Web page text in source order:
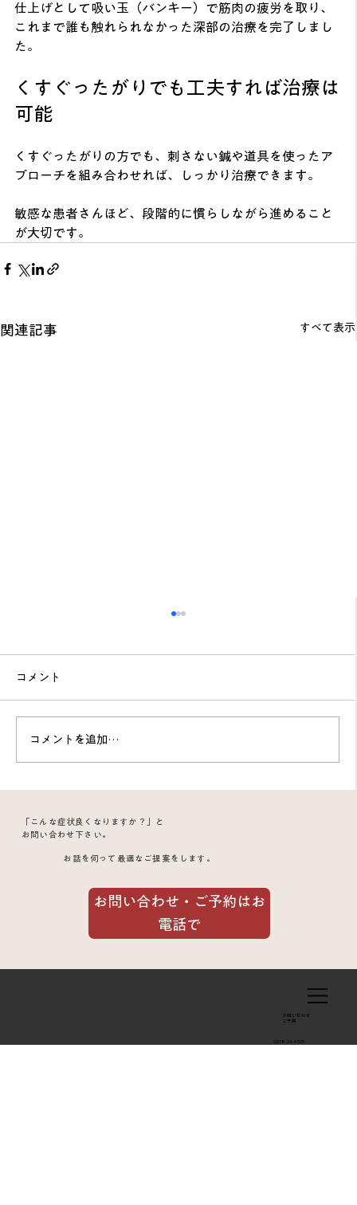
お問い合わせ・ご予約はお
電話で
「こんな症状良くなりますか？」と
お問い合わせ下さい。
お話を伺って最適なご提案をします。
仕上げとして吸い玉（バンキー）で筋肉の疲労を取り、
これまで誰も触れられなかった深部の治療を完了しまし
た。
くすぐったがりでも工夫すれば治療は
可能
くすぐったがりの方でも、刺さない鍼や道具を使ったア
プローチを組み合わせれば、しっかり治療できます。
敏感な患者さんほど、段階的に慣らしながら進めること
が大切です。
関連記事 すべて表示
み止めが効かなかった症状が鍼灸で回復
した症例
コメント
コメントを追加…
0238-24-4525
お問い合わせ
​ご予約